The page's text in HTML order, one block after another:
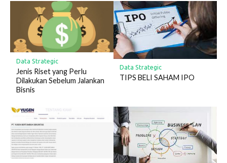
Data Strategic
Jenis Riset yang Perlu
Dilakukan Sebelum Jalankan
Bisnis
Data Strategic
TIPS BELI SAHAM IPO